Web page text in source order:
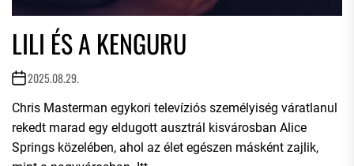
LILI ÉS A KENGURU
2025.08.29.
Chris Masterman egykori televíziós személyiség váratlanul
rekedt marad egy eldugott ausztrál kisvárosban Alice
Springs közelében, ahol az élet egészen másként zajlik,